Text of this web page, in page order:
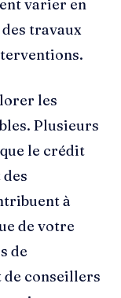
varier en
travaux
les
Plusieurs
le crédit
à
de votre
de
conseillers